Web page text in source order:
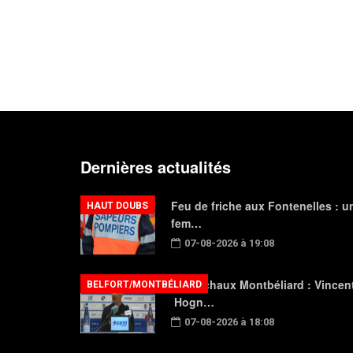
Dernières actualités
Feu de friche aux Fontenelles :
fem…
07-08-2026 à 19:08
HAUT DOUBS
FC Sochaux Montbéliard :
Hogn…
07-08-2026 à 18:08
BELFORT/MONTBÉLIARD